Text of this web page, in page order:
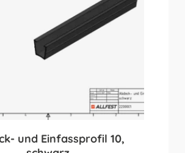
und Einfassprofil 10,